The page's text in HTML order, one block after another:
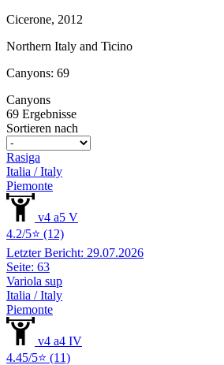
Cicerone, 2012
Northern Italy and Ticino
Canyons: 69
Canyons
69 Ergebnisse
Sortieren nach
Rasiga
Italia / Italy
Piemonte
v4 a5 V
4.2/5⭐ (12)
Letzter Bericht: 29.07.2026
Seite: 63
Variola sup
Italia / Italy
Piemonte
v4 a4 IV
4.45/5⭐ (11)